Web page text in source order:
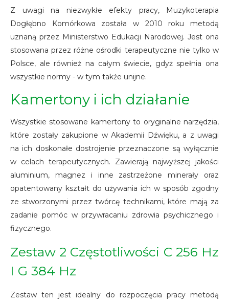
Z uwagi na niezwykłe efekty pracy, Muzykoterapia
Dogłębno Komórkowa została w 2010 roku metodą
uznaną przez Ministerstwo Edukacji Narodowej. Jest ona
stosowana przez różne ośrodki terapeutyczne nie tylko w
Polsce, ale również na całym świecie, gdyż spełnia ona
wszystkie normy - w tym także unijne.
Kamertony i ich działanie
Wszystkie stosowane kamertony to oryginalne narzędzia,
które zostały zakupione w Akademii Dźwięku, a z uwagi
na ich doskonałe dostrojenie przeznaczone są wyłącznie
w celach terapeutycznych. Zawierają najwyższej jakości
aluminium, magnez i inne zastrzeżone minerały oraz
opatentowany kształt do używania ich w sposób zgodny
ze stworzonymi przez twórcę technikami, które mają za
zadanie pomóc w przywracaniu zdrowia psychicznego i
fizycznego.
Zestaw 2 Częstotliwości C 256 Hz
I G 384 Hz
Zestaw ten jest idealny do rozpoczęcia pracy metodą